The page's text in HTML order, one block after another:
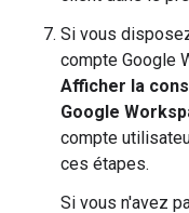
Si vous
compte Google
Afficher la
Google
compte
ces étapes.
Si vous n'avez